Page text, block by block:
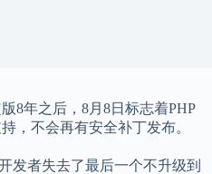
8年之后，8月8日标志着PHP
，不会再有安全补丁发布。
发者失去了最后一个不升级到